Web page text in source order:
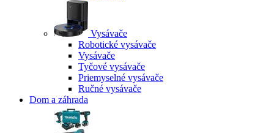
Vysávače
Robotické vysávače
Vysávače
Tyčové vysávače
Priemyselné vysávače
Ručné vysávače
Dom a záhrada